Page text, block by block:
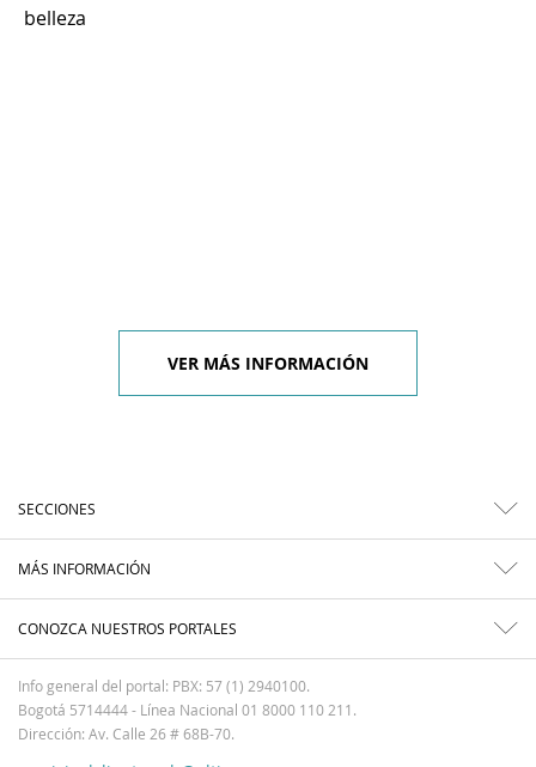
belleza
VER MÁS INFORMACIÓN
SECCIONES
MÁS INFORMACIÓN
CONOZCA NUESTROS PORTALES
Info general del portal: PBX: 57 (1) 2940100.
Bogotá 5714444 - Línea Nacional 01 8000 110 211.
Dirección: Av. Calle 26 # 68B-70.